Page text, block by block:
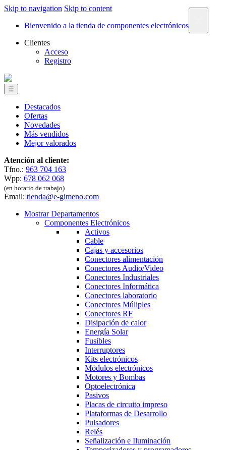
Skip to navigation Skip to content
Bienvenido a la tienda de componentes electrónicos
Clientes
Acceso
Registro
☰
Destacados
Ofertas
Novedades
Más vendidos
Mejor valorados
Atención al cliente:
Tfno.: 963 704 163
Wpp: 678 062 068
(en horario de trabajo)
Email: tienda@e-gimeno.com
Mostrar Departamentos
Componentes Electrónicos
Activos
Cable
Cajas y accesorios
Conectores alimentación
Conectores Audio/Video
Conectores Industriales
Conectores Informática
Conectores laboratorio
Conectores Múliples
Conectores RF
Disipación de calor
Energía Solar
Fusibles
Interruptores
Kits electrónicos
Módulos electrónicos
Motores y Bombas
Optoelectrónica
Pasivos
Placas de circuito impreso
Plataformas de Desarrollo
Pulsadores
Relés
Señalización e Iluminación